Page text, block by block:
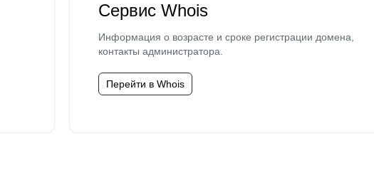
Сервис Whois
Информация о возрасте и сроке регистрации домена,
контакты администратора.
Перейти в Whois